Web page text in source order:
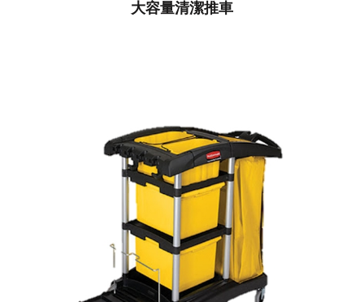
大容量清潔推車